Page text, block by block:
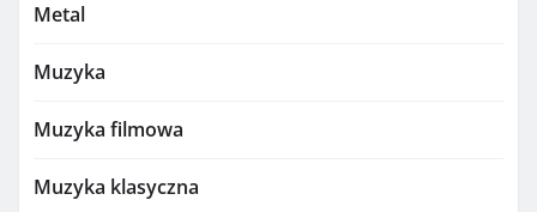
Metal
Muzyka
Muzyka filmowa
Muzyka klasyczna